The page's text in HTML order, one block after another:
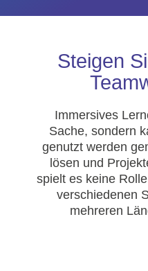
Steigen
Immersives
Sache, sondern
genutzt werden
lösen und
spielt es keine
verschiedenen
mehreren